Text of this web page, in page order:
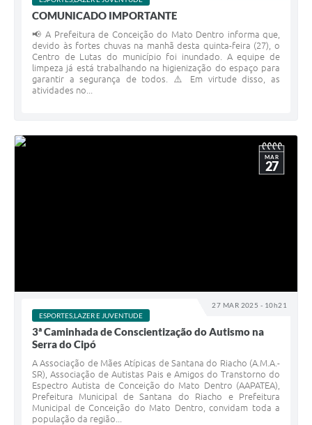
COMUNICADO IMPORTANTE
📢 A Prefeitura de Conceição do Mato Dentro informa que,
devido às fortes chuvas na manhã desta quinta-feira (27), o
Centro de Lutas do município foi inundado. A equipe de
limpeza já está trabalhando na higienização do espaço para
garantir a segurança de todos. ⚠️ Em virtude disso, as
atividades no...
27 MAR 2025 - 10h21
MAR
27
ESPORTES,LAZER E JUVENTUDE
3ª Caminhada de Conscientização do Autismo na
Serra do Cipó
A Associação de Mães Atípicas de Santana do Riacho (A.M.A.-
SR), Associação de Autistas Pais e Amigos do Transtorno do
Espectro Autista de Conceição do Mato Dentro (AAPATEA),
Prefeitura Municipal de Santana do Riacho e Prefeitura
Municipal de Conceição do Mato Dentro, convidam toda a
população da região...